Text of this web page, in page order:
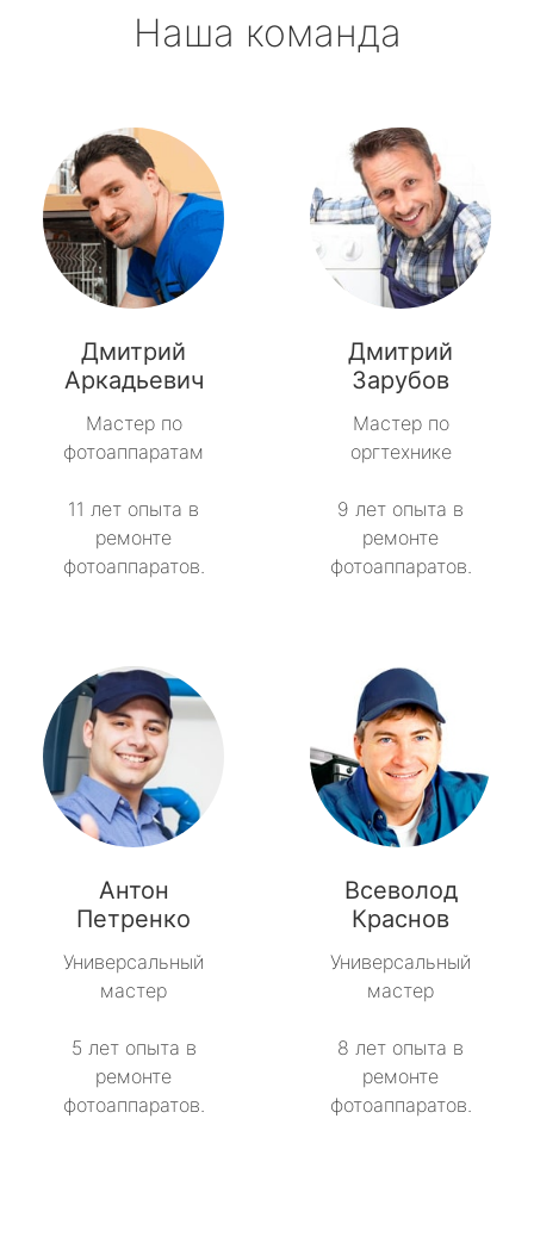
Наша команда
Дмитрий
Аркадьевич
Мастер по
фотоаппаратам
11 лет опыта в
ремонте
фотоаппаратов.
Дмитрий
Зарубов
Мастер по
оргтехнике
9 лет опыта в
ремонте
фотоаппаратов.
Антон
Петренко
Универсальный
мастер
5 лет опыта в
ремонте
фотоаппаратов.
Всеволод
Краснов
Универсальный
мастер
8 лет опыта в
ремонте
фотоаппаратов.